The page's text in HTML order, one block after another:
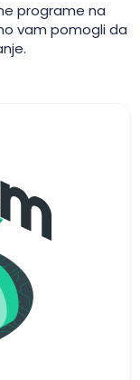
programe na
vam pomogli da